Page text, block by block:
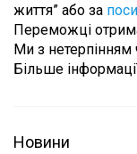
життя” або за
Переможці
Ми з
Більше
Новини